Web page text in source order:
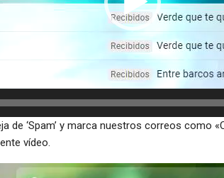
de ‘Spam’ y marca nuestros correos como
vídeo.